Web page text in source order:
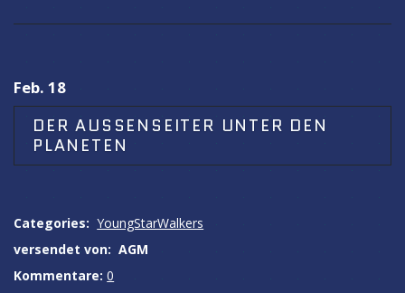
Feb. 18
DER AUSSENSEITER UNTER DEN P
LANETEN
Categories: YoungStarWalkers
versendet von: AGM
Kommentare: 0